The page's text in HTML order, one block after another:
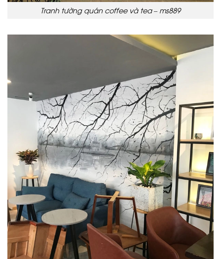
Tranh tường quán coffee và tea – ms889